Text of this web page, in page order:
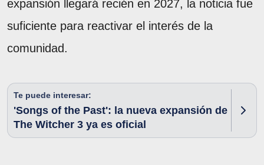
expansión llegará recién en 2027, la noticia fue
suficiente para reactivar el interés de la
comunidad.
Te puede interesar:
'Songs of the Past': la nueva expansión de
The Witcher 3 ya es oficial